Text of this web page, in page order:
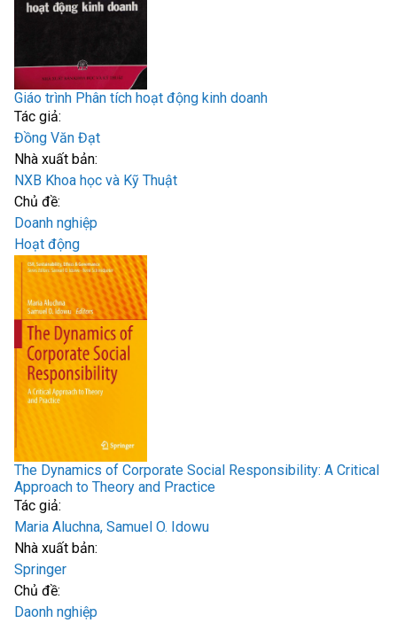
Giáo trình Phân tích hoạt động kinh doanh
Tác giả:
Đồng Văn Đạt
Nhà xuất bản:
NXB Khoa học và Kỹ Thuật
Chủ đề:
Doanh nghiệp
Hoạt động
The Dynamics of Corporate Social Responsibility: A Critical
Approach to Theory and Practice
Tác giả:
Maria Aluchna, Samuel O. Idowu
Nhà xuất bản:
Springer
Chủ đề:
Daonh nghiệp